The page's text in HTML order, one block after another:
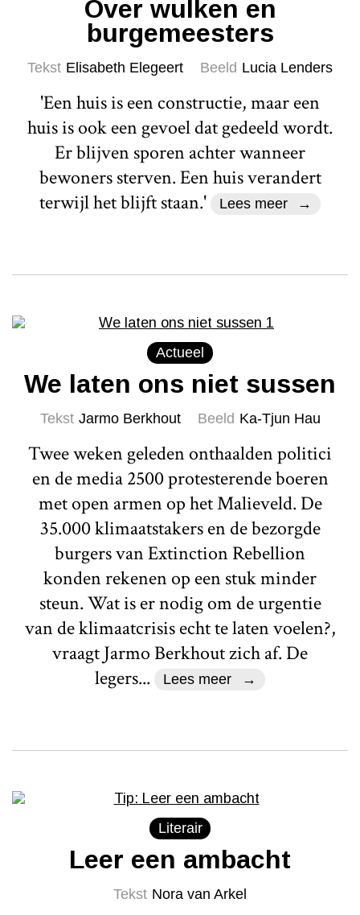
Over wulken en
burgemeesters
Tekst Elisabeth Elegeert Beeld Lucia Lenders
'Een huis is een constructie, maar een
huis is ook een gevoel dat gedeeld wordt.
Er blijven sporen achter wanneer
bewoners sterven. Een huis verandert
terwijl het blijft staan.'
Lees meer
Actueel
We laten ons niet sussen
Tekst Jarmo Berkhout Beeld Ka-Tjun Hau
Twee weken geleden onthaalden politici
en de media 2500 protesterende boeren
met open armen op het Malieveld. De
35.000 klimaatstakers en de bezorgde
burgers van Extinction Rebellion
konden rekenen op een stuk minder
steun. Wat is er nodig om de urgentie
van de klimaatcrisis echt te laten voelen?,
vraagt Jarmo Berkhout zich af. De
legers...
Lees meer
Literair
Leer een ambacht
Tekst Nora van Arkel